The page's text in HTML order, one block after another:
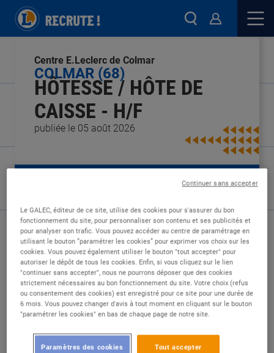
publiée le 05 août 2026
HÔTESSE / HÔTE DE
CAISSE - H/F
COLMAR (68)
Centre E.Leclerc de Colmar
Expérience :
Débutant
Études :Non diplômé
DESCRIPTION
Sous la responsabilité de votre manager, vous
assurez la facturation, le contrôle et
Le GALEC, éditeur de ce site, utilise des cookies pour s'assurer du bon
fonctionnement du site, pour personnaliser son contenu et ses publicités et
pour analyser son trafic. Vous pouvez accéder au centre de paramétrage en
utilisant le bouton “paramétrer les cookies” pour exprimer vos choix sur les
cookies. Vous pouvez également utiliser le bouton "tout accepter" pour
autoriser le dépôt de tous les cookies. Enfin, si vous cliquez sur le lien
"continuer sans accepter", nous ne pourrons déposer que des cookies
strictement nécessaires au bon fonctionnement du site. Votre choix (refus
ou consentement des cookies) est enregistré pour ce site pour une durée de
6 mois. Vous pouvez changer d'avis à tout moment en cliquant sur le bouton
"paramétrer les cookies" en bas de chaque page de notre site.
Tout accepter
Paramètres des cookies
Continuer sans accepter